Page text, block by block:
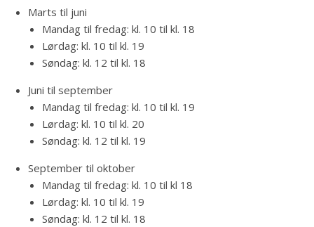
Marts til juni
Mandag til fredag: kl. 10 til kl. 18
Lørdag: kl. 10 til kl. 19
Søndag: kl. 12 til kl. 18
Juni til september
Mandag til fredag: kl. 10 til kl. 19
Lørdag: kl. 10 til kl. 20
Søndag: kl. 12 til kl. 19
September til oktober
Mandag til fredag: kl. 10 til kl 18
Lørdag: kl. 10 til kl. 19
Søndag: kl. 12 til kl. 18